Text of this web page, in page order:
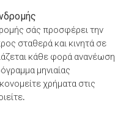
σάς προσφέρει την
σταθερά και κινητά σε
κάθε φορά ανανέωση
μηνιαίας
χρήματα στις